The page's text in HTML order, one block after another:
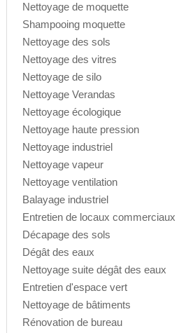
Nettoyage de moquette
Shampooing moquette
Nettoyage des sols
Nettoyage des vitres
Nettoyage de silo
Nettoyage Verandas
Nettoyage écologique
Nettoyage haute pression
Nettoyage industriel
Nettoyage vapeur
Nettoyage ventilation
Balayage industriel
Entretien de locaux commerciaux
Décapage des sols
Dégât des eaux
Nettoyage suite dégât des eaux
Entretien d'espace vert
Nettoyage de bâtiments
Rénovation de bureau